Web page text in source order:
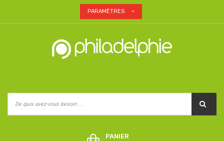
PARAMÈTRES
PANIER